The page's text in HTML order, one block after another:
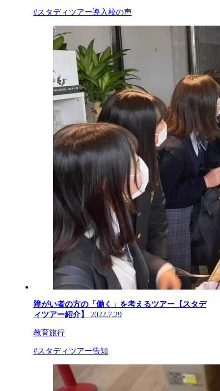
#スタディツアー導入校の声
障がい者の方の「働く」を考えるツアー【スタデ
ィツアー紹介】
2022.7.29
教育旅行
#スタディツアー告知